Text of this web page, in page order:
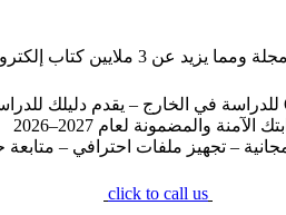
الآمنة والمضمونة لعام 2027–2026
– تجهيز ملفات احترافي – متابعة
click to call us